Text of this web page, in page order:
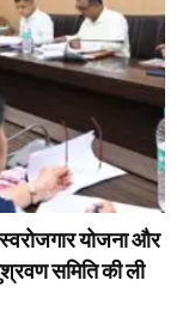
योजना और
समिति की ली